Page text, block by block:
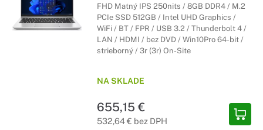
FHD Matný IPS 250nits / 8GB DDR4 / M.2
PCIe SSD 512GB / Intel UHD Graphics /
WiFi / BT / FPR / USB 3.2 / Thunderbolt 4 /
LAN / HDMI / bez DVD / Win10Pro 64-bit /
strieborný / 3r (3r) On-Site
NA SKLADE
655,15 €
532,64 € bez DPH